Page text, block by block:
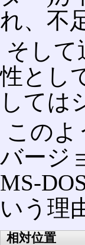
れ、不
そして
性とし
しては
この
バージ
MS-
いう理
相対位置